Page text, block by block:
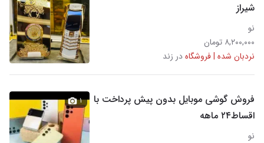
شیراز
نو
۸,۲۰۰,۰۰۰ تومان
نردبان شده | فروشگاهدر زند
فروش گوشی موبایل بدون‌ پیش پرداخت با
اقساط۲۴ ماهه
نو
۱